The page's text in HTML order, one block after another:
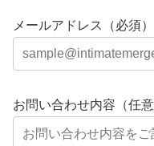
メールアドレス（必須）
お問い合わせ内容（任意